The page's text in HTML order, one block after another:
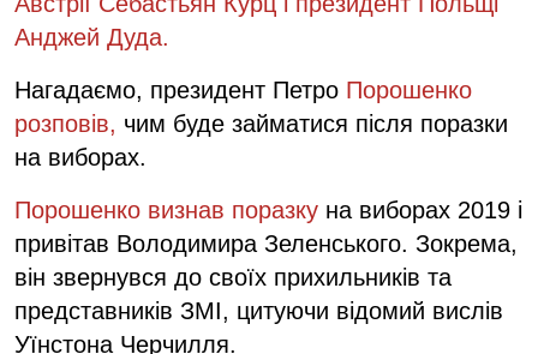
Анджей Дуда.
Нагадаємо, президент Петро Порошенко
розповів, чим буде займатися після поразки
на виборах.
Порошенко визнав поразку на виборах 2019 і
привітав Володимира Зеленського. Зокрема,
він звернувся до своїх прихильників та
представників ЗМІ, цитуючи відомий вислів
Уїнстона Черчилля.